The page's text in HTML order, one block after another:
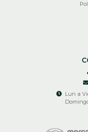
Lun a